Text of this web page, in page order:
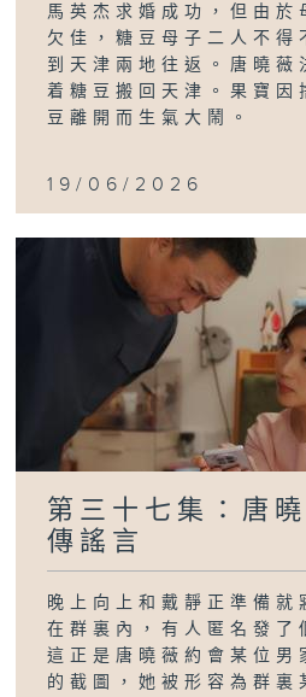
馬英杰求婚成功，但由於
欠佳，糖豆母子二人不得
到天津兩地往返。唐曉薇
着糖豆搬回天津。果寶因
豆離開而生氣大鬧。
19/06/2026
第三十七集：唐
傳謠言
晚上向上和戴靜正準備就
在群裏內，有人匿名發了
這正是唐曉薇約會某位男
的截圖，她被形容為群裏